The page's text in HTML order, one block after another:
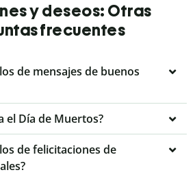
y deseos: Otras
frecuentes
de mensajes de buenos
el Día de Muertos?
de felicitaciones de